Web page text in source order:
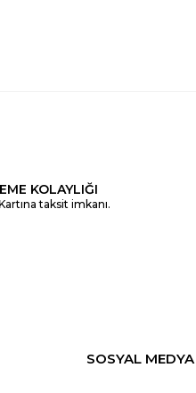
KOLAYLIĞI
taksit imkanı.
SOSYAL MEDYA